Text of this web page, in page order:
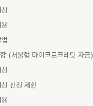
상
(서울형 마이크로크레딧 자금)
상
신청 제한